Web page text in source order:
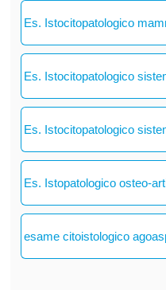
Es. Istocitopatologico
Es. Istocitopatologico
Es. Istocitopatologico
Es. Istopatologico osteo-
esame citoistologico